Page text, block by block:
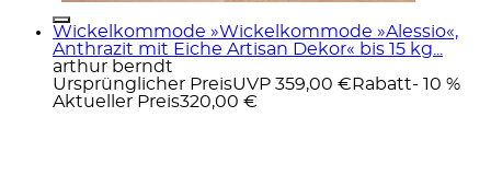
Wickelkommode »Wickelkommode »Alessio«,
Anthrazit mit Eiche Artisan Dekor« bis 15 kg...
arthur berndt
Ursprünglicher PreisUVP 359,00 € Rabatt- 10 %
Aktueller Preis320,00 €